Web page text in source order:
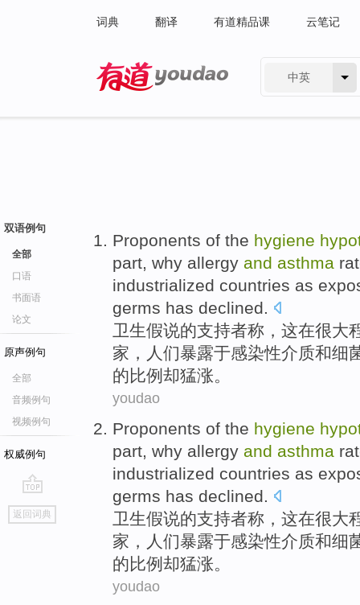
词典 翻译 有道精品课 云笔记
中英
双语例句
全部
口语
书面语
论文
原声例句
全部
音频例句
视频例句
权威例句
go
top
返回词典
Proponents of the hygiene
part, why allergy and asthma
industrialized countries as
germs has declined.
卫生假说的支持者称 ， 这在很大
家 ， 人们暴露于感染性介质和细
的比例 却猛涨。
youdao
Proponents of the hygiene
part, why allergy and asthma
industrialized countries as
germs has declined.
卫生假说的支持者称 ， 这在很大
家 ， 人们暴露于感染性介质和细
的比例 却猛涨。
youdao